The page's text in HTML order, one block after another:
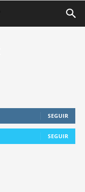
SEGUIR
SEGUIR